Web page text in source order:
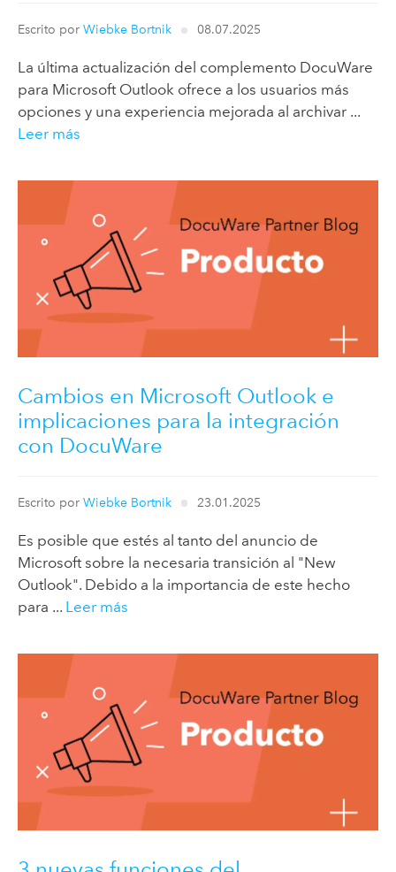
Escrito por Wiebke Bortnik 08.07.2025
La última actualización del complemento DocuWare
para Microsoft Outlook ofrece a los usuarios más
opciones y una experiencia mejorada al archivar ...
Leer más
Cambios en Microsoft Outlook e
implicaciones para la integración
con DocuWare
Escrito por Wiebke Bortnik 23.01.2025
Es posible que estés al tanto del anuncio de
Microsoft sobre la necesaria transición al "New
Outlook". Debido a la importancia de este hecho
para ... Leer más